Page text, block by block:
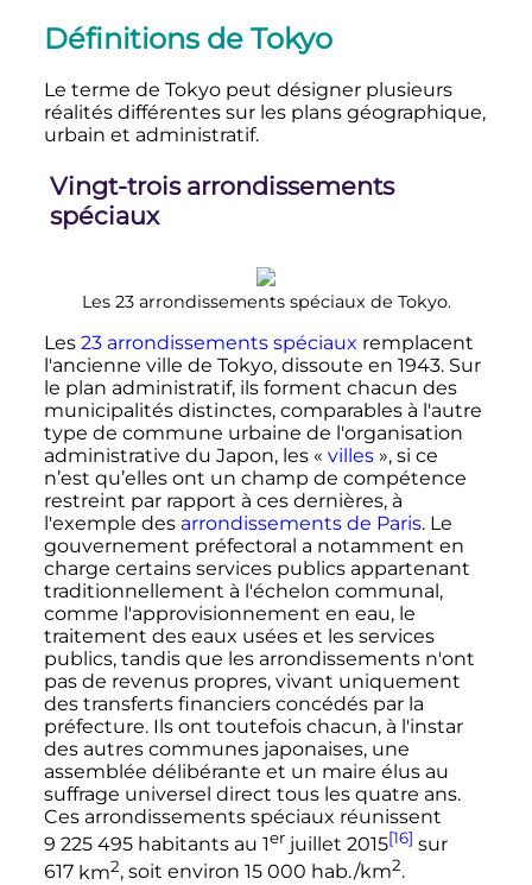
Définitions de Tokyo
Le terme de Tokyo peut désigner plusieurs
réalités différentes sur les plans géographique,
urbain et administratif.
Vingt-trois arrondissements
spéciaux
Les 23 arrondissements spéciaux de Tokyo.
Les 23 arrondissements spéciaux remplacent
l'ancienne ville de Tokyo, dissoute en 1943. Sur
le plan administratif, ils forment chacun des
municipalités distinctes, comparables à l'autre
type de commune urbaine de l'organisation
administrative du Japon, les « villes », si ce
n’est qu’elles ont un champ de compétence
restreint par rapport à ces dernières, à
l'exemple des arrondissements de Paris. Le
gouvernement préfectoral a notamment en
charge certains services publics appartenant
traditionnellement à l'échelon communal,
comme l'approvisionnement en eau, le
traitement des eaux usées et les services
publics, tandis que les arrondissements n'ont
pas de revenus propres, vivant uniquement
des transferts financiers concédés par la
préfecture. Ils ont toutefois chacun, à l'instar
des autres communes japonaises, une
assemblée délibérante et un maire élus au
suffrage universel direct tous les quatre ans.
Ces arrondissements spéciaux réunissent
9 225 495 habitantsau 1er juillet 2015[16] sur
617 km2, soit environ 15 000 hab./km2.